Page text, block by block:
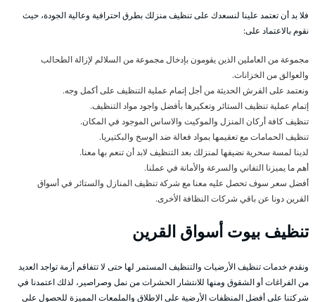
فلا بد أن تعتمد علينا لنسعدك على تنظيف منزلك بطرق احترافية وعالية الجودة، حيث
نقوم بالاعتماد على:
مجموعة من العاملين الذين يقومون بإدخال مجموعة من السلالم لإزالة الطحالب
والعوالق من الخزانات.
ونعتمد على الفرش الحديثة من أجل إتمام عملية التنظيف على أكمل وجه.
إتمام عملية تنظيف الستائر وتعكيرها بأفضل واجود مواد التنظيف.
تنظيف كافة أركان المنزل والموكيت والاساس الموجود في المكان.
تنظيف الحمامات مع تعقيمها بمواد فعالة ضد الوسخ والبكتيريا.
لدينا لمسة سحرية نضيفها لمنزلك بعد التنظيف لابد أن تنعم بها معنا.
أهم ما يميزنا التفاني والسرعة والأمانة في عملنا.
أفضل سعر سوف تحصل عليه معنا مع شركة تنظيف المنازل والستائر في أسواق
القرين دونا عن باقي شركات النظافة الأخرى.
تنظيف بيوت أسواق القرين
ونقدم خدمات تنظيف الأرضيات والتنظيف المستمر لها حتى لا تتفاقم أزمة تواجد العديد
من الفراغات أو الشقوق ومنها للانتشار الحشرات من نمل وصراصير، لذلك اعتمدنا في
شركتنا على أفضل المنظفات الأرضية على الإطلاق والملمعات المميزة للحصول على